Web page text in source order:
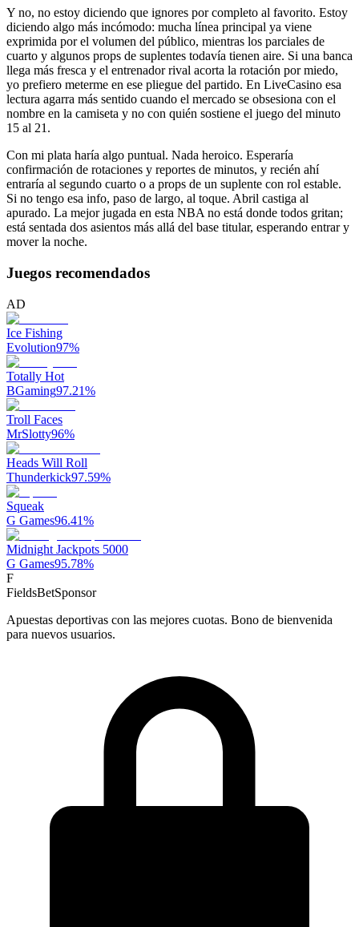
Y no, no estoy diciendo que ignores por completo al favorito. Estoy
diciendo algo más incómodo: mucha línea principal ya viene
exprimida por el volumen del público, mientras los parciales de
cuarto y algunos props de suplentes todavía tienen aire. Si una banca
llega más fresca y el entrenador rival acorta la rotación por miedo,
yo prefiero meterme en ese pliegue del partido. En LiveCasino esa
lectura agarra más sentido cuando el mercado se obsesiona con el
nombre en la camiseta y no con quién sostiene el juego del minuto
15 al 21.
Con mi plata haría algo puntual. Nada heroico. Esperaría
confirmación de rotaciones y reportes de minutos, y recién ahí
entraría al segundo cuarto o a props de un suplente con rol estable.
Si no tengo esa info, paso de largo, al toque. Abril castiga al
apurado. La mejor jugada en esta NBA no está donde todos gritan;
está sentada dos asientos más allá del base titular, esperando entrar y
mover la noche.
Juegos recomendados
AD
Ice Fishing
Evolution97%
Totally Hot
BGaming97.21%
Troll Faces
MrSlotty96%
Heads Will Roll
Thunderkick97.59%
Squeak
G Games96.41%
Midnight Jackpots 5000
G Games95.78%
F
FieldsBetSponsor
Apuestas deportivas con las mejores cuotas. Bono de bienvenida
para nuevos usuarios.